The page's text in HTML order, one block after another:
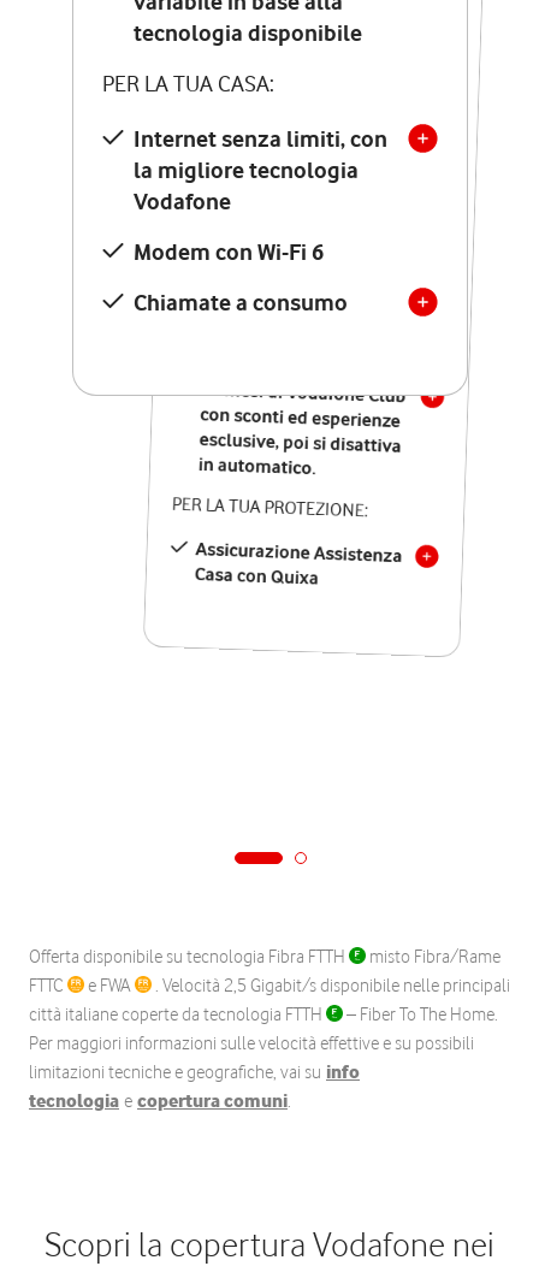
tecnologia disponibile
PER LA TUA CASA:
Internet senza limiti, con
la migliore tecnologia
Vodafone
Modem con Wi-Fi 6
Chiamate a consumo
tecnologia disponibile
PER LA TUA CASA:
Internet senza limiti, con
la migliore tecnologia
Vodafone
Modem Seven con Wi-Fi 7
Chiamate illimitate verso
numeri fissi e mobili
nazionali
12 mesi di Vodafone Club
con sconti ed esperienze
esclusive, poi si disattiva
in automatico.
PER LA TUA PROTEZIONE:
Assicurazione Assistenza
Casa con Quixa
Offerta disponibile su tecnologia Fibra FTTH
misto Fibra/Rame
FTTC
e FWA
. Velocità 2,5 Gigabit/s disponibile nelle principali
città italiane coperte da tecnologia FTTH
– Fiber To The Home.
Per maggiori informazioni sulle velocità effettive e su possibili
limitazioni tecniche e geografiche, vai su info
tecnologia e copertura comuni.
Scopri la copertura Vodafone nei